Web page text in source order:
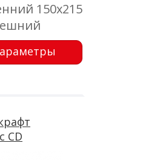
150x215
50 мм,
75 г/м2,
CD